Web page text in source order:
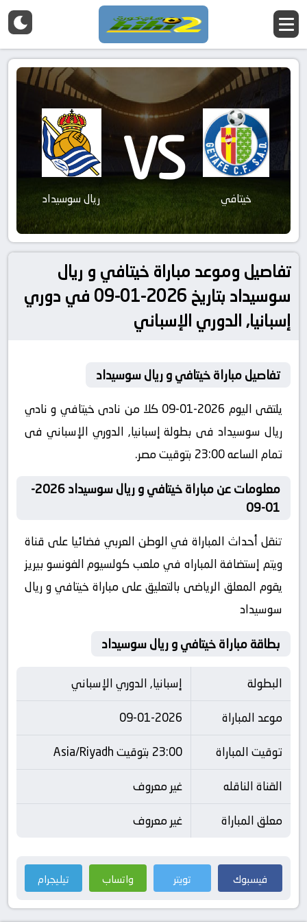
خيتافي VS ريال سوسيداد
تفاصيل وموعد مباراة خيتافي و ريال
سوسيداد بتاريخ 2026-01-09 في دوري
إسبانيا, الدوري الإسباني
تفاصيل مباراة خيتافي و ريال سوسيداد
يلتقى اليوم 2026-01-09 كلا من نادى خيتافي و نادي
ريال سوسيداد فى بطولة إسبانيا, الدوري الإسباني فى
تمام الساعه 23:00 بتوقيت مصر.
معلومات عن مباراة خيتافي و ريال سوسيداد 2026-
01-09
تنقل أحداث المباراة في الوطن العربي فضائيا على قناة
ويتم إستضافة المباراه في ملعب كولسيوم الفونسو بيريز
يقوم المعلق الرياضى بالتعليق على مباراة خيتافي و ريال
سوسيداد
بطاقة مباراة خيتافي و ريال سوسيداد
البطولة
إسبانيا, الدوري الإسباني
موعد المباراة
09-01-2026
توقيت المباراة
23:00 بتوقيت Asia/Riyadh
القناة الناقله
غير معروف
معلق المباراة
غير معروف
فيسبوك تويتر واتساب تيليجرام